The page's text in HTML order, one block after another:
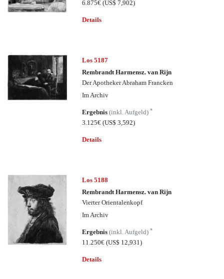
6.875€(US$ 7,902)
Details
Los 5187
Rembrandt Harmensz. van Rijn
Der Apotheker Abraham Francken
Im Archiv
Ergebnis(inkl. Aufgeld)*
3.125€(US$ 3,592)
Details
Los 5188
Rembrandt Harmensz. van Rijn
Vierter Orientalenkopf
Im Archiv
Ergebnis(inkl. Aufgeld)*
11.250€(US$ 12,931)
Details